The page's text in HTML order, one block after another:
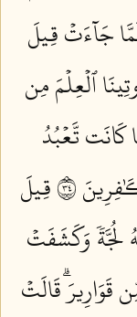
جَآءَتۡ قِيلَ
ٱلۡعِلۡمَ مِن
تَّعۡبُدُ
٤٣
قِيلَ
لُجَّةٗ وَكَشَفَتۡ
قَوَارِيرَۗ قَالَتۡ